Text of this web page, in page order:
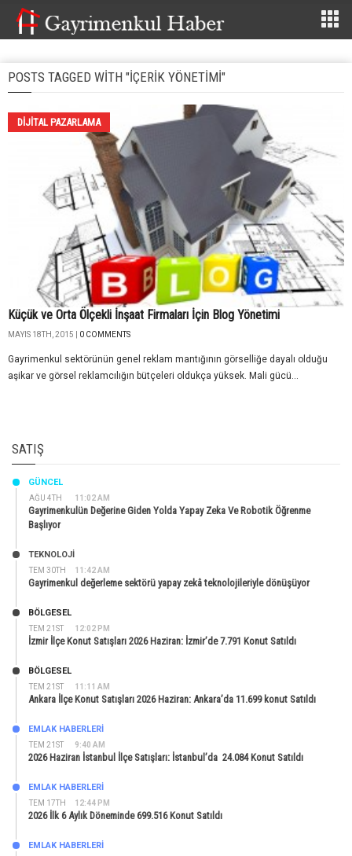
POSTS TAGGED WITH "İÇERIK YÖNETIMI"
DIJITAL PAZARLAMA
Küçük ve Orta Ölçekli İnşaat Firmaları İçin Blog Yönetimi
MAYIS 18TH, 2015 | 0 COMMENTS
Gayrimenkul sektörünün genel reklam mantığının görselliğe dayalı olduğu
aşikar ve görsel reklamcılığın bütçeleri oldukça yüksek. Mali gücü...
SATIŞ
AĞU 4TH 11:02 AM
GÜNCEL
Gayrimenkulün Değerine Giden Yolda Yapay Zeka Ve Robotik Öğrenme
Başlıyor
TEM 30TH 11:42 AM
TEKNOLOJİ
Gayrimenkul değerleme sektörü yapay zekâ teknolojileriyle dönüşüyor
TEM 21ST 12:02 PM
BÖLGESEL
İzmir İlçe Konut Satışları 2026 Haziran: İzmir’de 7.791 Konut Satıldı
TEM 21ST 11:11 AM
BÖLGESEL
Ankara İlçe Konut Satışları 2026 Haziran: Ankara’da 11.699 konut Satıldı
TEM 21ST 9:40 AM
EMLAK HABERLERI
2026 Haziran İstanbul İlçe Satışları: İstanbul’da 24.084 Konut Satıldı
TEM 17TH 12:44 PM
EMLAK HABERLERI
2026 İlk 6 Aylık Döneminde 699.516 Konut Satıldı
EMLAK HABERLERI